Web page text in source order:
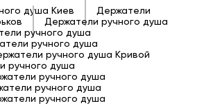
душа Киев
Держатели
Держатели ручного душа
ручного душа
ручного душа
ручного душа Кривой
ручного душа
ручного душа
ручного душа
ручного душа